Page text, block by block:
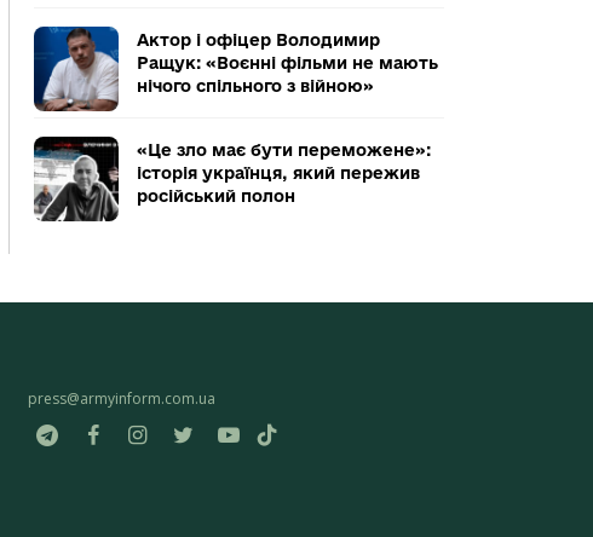
Актор і офіцер Володимир
Ращук: «Воєнні фільми не мають
нічого спільного з війною»
«Це зло має бути переможене»:
історія українця, який пережив
російський полон
press@armyinform.com.ua